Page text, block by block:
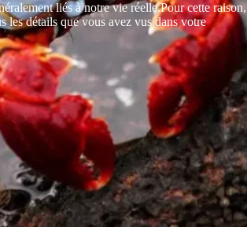
liés à notre vie réelle.Pour cette raison,
les détails que vous avez vus dans votre